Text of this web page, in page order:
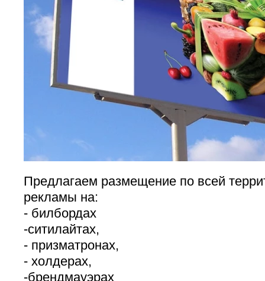
Предлагаем размещение по всей
рекламы на:
- билбордах
-ситилайтах,
- призматронах,
- холдерах,
-брендмауэрах